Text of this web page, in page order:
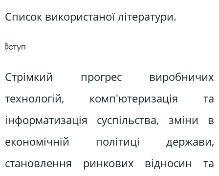
Список використаної літератури.
Вступ
Стрімкий прогрес виробничих
технологій, комп'ютеризація та
інформатизація суспільства, зміни в
економічній політиці держави,
становлення ринкових відносин та